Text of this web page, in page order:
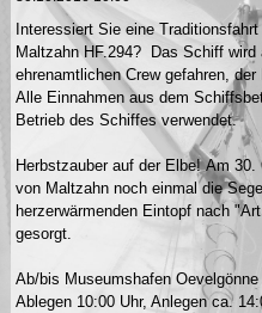
Interessiert Sie eine
Maltzahn HF.294? Das Schiff
ehrenamtlichen Crew gefahren,
Alle Einnahmen aus dem
Betrieb des Schiffes verwendet.
Herbstzauber auf der Elbe! Am
von Maltzahn noch einmal die
herzerwärmenden Eintopf nach
gesorgt.
Ab/bis Museumshafen Oevelgönne
Ablegen 10:00 Uhr, Anlegen ca.